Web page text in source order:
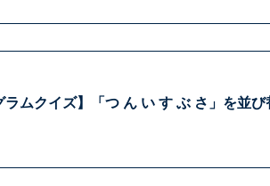
ラムクイズ】「つ ん い す ぶ さ」を並